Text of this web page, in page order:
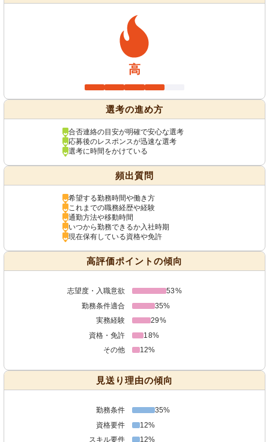
高
選考の進め方
合否連絡の目安が明確で安心な選考
応募後のレスポンスが迅速な選考
選考に時間をかけている
頻出質問
希望する勤務時間や働き方
これまでの職務経歴や経験
通勤方法や移動時間
いつから勤務できるか入社時期
現在保有している資格や免許
高評価ポイントの傾向
志望度・入職意欲
53%
勤務条件適合
35%
実務経験
29%
資格・免許
18%
その他
12%
見送り理由の傾向
勤務条件
35%
資格要件
12%
スキル要件
12%